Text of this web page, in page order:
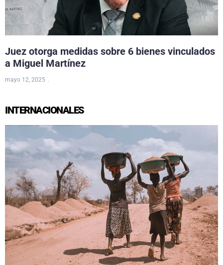
Juez otorga medidas sobre 6 bienes vinculados
a Miguel Martínez
mayo 12, 2025
INTERNACIONALES